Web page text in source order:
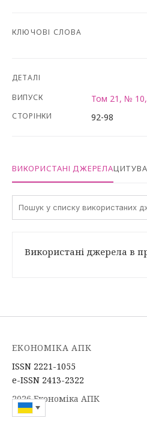
КЛЮЧОВІ СЛОВА
ДЕТАЛІ
ВИПУСК
Том 21, №
СТОРІНКИ 92-98
ВИКОРИСТАНІ ДЖЕРЕЛА
Використані джерела в
ЕКОНОМІКА АПК
ISSN 2221-1055
e-ISSN 2413-2322
2026 Економіка АПК